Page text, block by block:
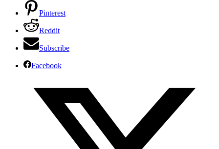
Pinterest
Reddit
Subscribe
Facebook